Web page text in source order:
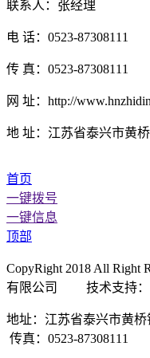
联系人：张经理
电 话：0523-87308111
传 真：0523-87308111
网 址：http://
地 址：江苏省泰兴市黄
首页
一键拨号
一键信息
顶部
CopyRight 2018 All Right
有限公司 技术支持：
地址：江苏省泰兴市黄桥
传真：0523-87308111